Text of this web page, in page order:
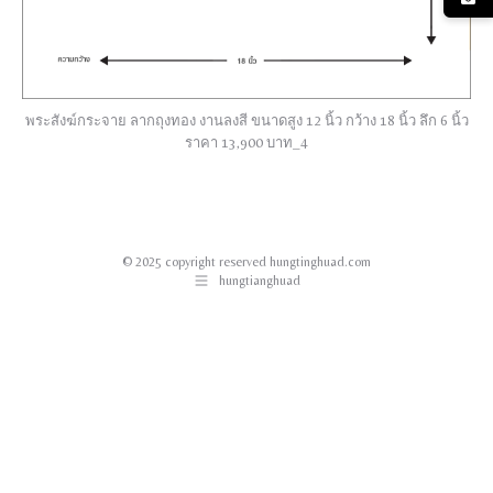
พระสังฆ์กระจาย ลากถุงทอง งานลงสี ขนาดสูง 12 นิ้ว กว้าง 18 นิ้ว ลึก 6 นิ้ว
ราคา 13,900 บาท_4
© 2025 copyright reserved hungtinghuad.com
hungtianghuad